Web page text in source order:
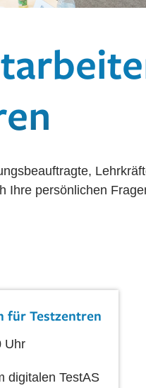
Ihre persönlichen
für Testzentren
Uhr
digitalen TestAS